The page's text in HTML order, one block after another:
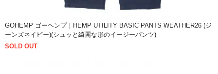
GOHEMP ゴーヘンプ｜HEMP UTILITY BASIC PANTS WEATHER26 (ジ
ーンズネイビー)(シュッと綺麗な形のイージーパンツ)
SOLD OUT